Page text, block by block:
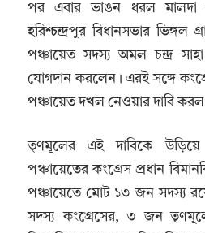
পর এবার ভাঙন ধরল মালদা
হরিশ্চন্দ্রপুর বিধানসভার ভিঙ্গল
পঞ্চায়েত সদস্য অমল চন্দ্র
যোগদান করলেন। এরই সঙ্গে
পঞ্চায়েত দখল নেওয়ার দাবি
তৃণমূলের এই দাবিকে উড়িয়ে
পঞ্চায়েতের কংগ্রেস প্রধান
পঞ্চায়েতে মোট ১৩ জন সদস্য
সদস্য কংগ্রেসের, ৩ জন